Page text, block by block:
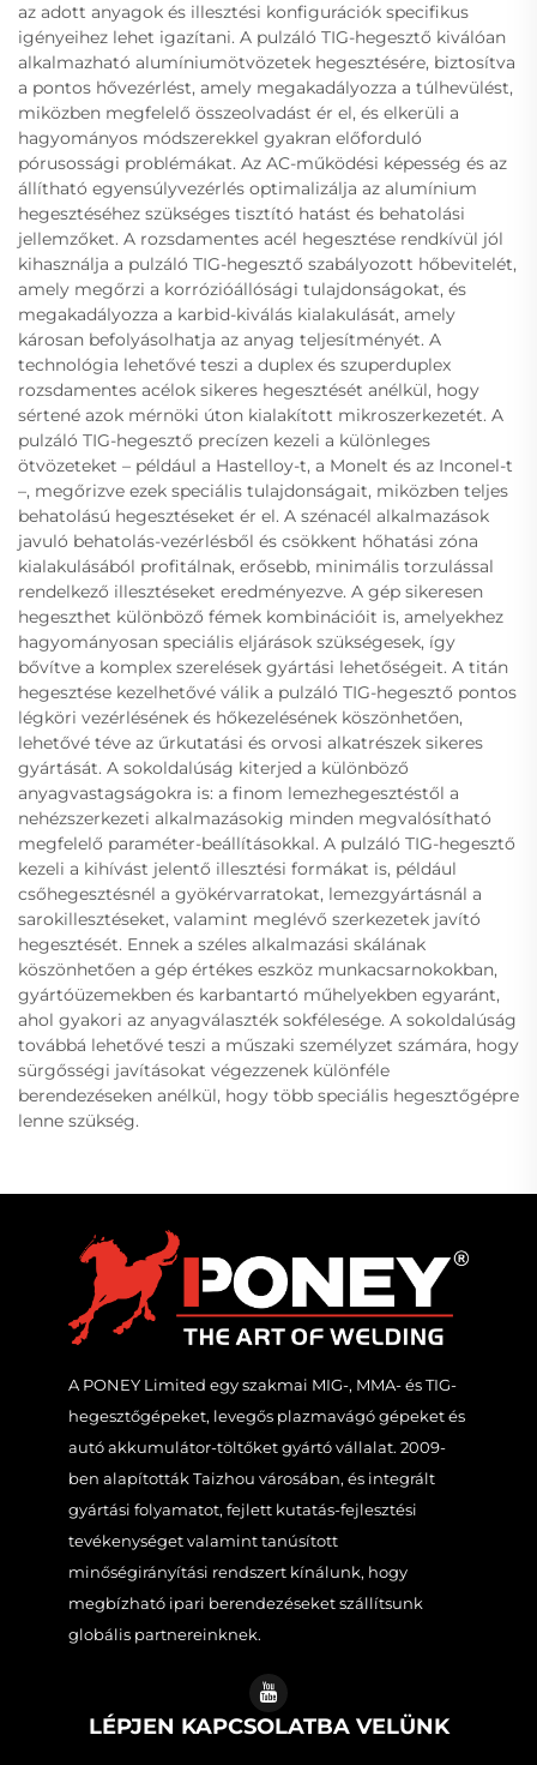
az adott anyagok és illesztési konfigurációk specifikus
igényeihez lehet igazítani. A pulzáló TIG-hegesztő kiválóan
alkalmazható alumíniumötvözetek hegesztésére, biztosítva
a pontos hővezérlést, amely megakadályozza a túlhevülést,
miközben megfelelő összeolvadást ér el, és elkerüli a
hagyományos módszerekkel gyakran előforduló
pórusossági problémákat. Az AC-működési képesség és az
állítható egyensúlyvezérlés optimalizálja az alumínium
hegesztéséhez szükséges tisztító hatást és behatolási
jellemzőket. A rozsdamentes acél hegesztése rendkívül jól
kihasználja a pulzáló TIG-hegesztő szabályozott hőbevitelét,
amely megőrzi a korrózióállósági tulajdonságokat, és
megakadályozza a karbid-kiválás kialakulását, amely
károsan befolyásolhatja az anyag teljesítményét. A
technológia lehetővé teszi a duplex és szuperduplex
rozsdamentes acélok sikeres hegesztését anélkül, hogy
sértené azok mérnöki úton kialakított mikroszerkezetét. A
pulzáló TIG-hegesztő precízen kezeli a különleges
ötvözeteket – például a Hastelloy-t, a Monelt és az Inconel-t
–, megőrizve ezek speciális tulajdonságait, miközben teljes
behatolású hegesztéseket ér el. A szénacél alkalmazások
javuló behatolás-vezérlésből és csökkent hőhatási zóna
kialakulásából profitálnak, erősebb, minimális torzulással
rendelkező illesztéseket eredményezve. A gép sikeresen
hegeszthet különböző fémek kombinációit is, amelyekhez
hagyományosan speciális eljárások szükségesek, így
bővítve a komplex szerelések gyártási lehetőségeit. A titán
hegesztése kezelhetővé válik a pulzáló TIG-hegesztő pontos
légköri vezérlésének és hőkezelésének köszönhetően,
lehetővé téve az űrkutatási és orvosi alkatrészek sikeres
gyártását. A sokoldalúság kiterjed a különböző
anyagvastagságokra is: a finom lemezhegesztéstől a
nehézszerkezeti alkalmazásokig minden megvalósítható
megfelelő paraméter-beállításokkal. A pulzáló TIG-hegesztő
kezeli a kihívást jelentő illesztési formákat is, például
csőhegesztésnél a gyökérvarratokat, lemezgyártásnál a
sarokillesztéseket, valamint meglévő szerkezetek javító
hegesztését. Ennek a széles alkalmazási skálának
köszönhetően a gép értékes eszköz munkacsarnokokban,
gyártóüzemekben és karbantartó műhelyekben egyaránt,
ahol gyakori az anyagválaszték sokfélesége. A sokoldalúság
továbbá lehetővé teszi a műszaki személyzet számára, hogy
sürgősségi javításokat végezzenek különféle
berendezéseken anélkül, hogy több speciális hegesztőgépre
lenne szükség.
A PONEY Limited egy szakmai MIG-, MMA- és TIG-
hegesztőgépeket, levegős plazmavágó gépeket és
autó akkumulátor-töltőket gyártó vállalat. 2009-
ben alapították Taizhou városában, és integrált
gyártási folyamatot, fejlett kutatás-fejlesztési
tevékenységet valamint tanúsított
minőségirányítási rendszert kínálunk, hogy
megbízható ipari berendezéseket szállítsunk
globális partnereinknek.
LÉPJEN KAPCSOLATBA VELÜNK